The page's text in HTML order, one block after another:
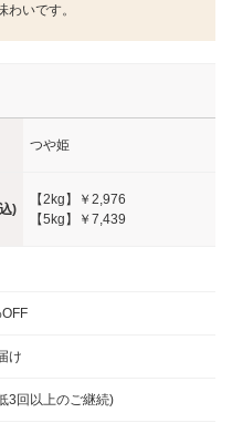
いです。
つや姫
)
【2kg】
￥2,976
【5kg】
￥7,439
け
3回以上のご継続)